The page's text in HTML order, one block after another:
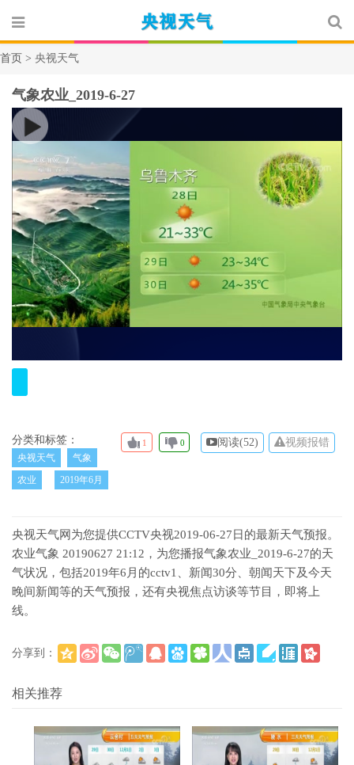
首页 > 央视天气
气象农业_2019-6-27
1 0 阅读(52) 视频报错
分类和标签：
央视天气
气象
农业
2019年6月
央视天气网为您提供CCTV央视2019-06-27日的最新天气预报。
农业气象 20190627 21:12，为您播报气象农业_2019-6-27的天
气状况，包括2019年6月的cctv1、新闻30分、朝闻天下及今天
晚间新闻等的天气预报，还有央视焦点访谈等节目，即将上
线。
分享到：
相关推荐